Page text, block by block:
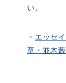
い。
・ エッセ
草・並木藪